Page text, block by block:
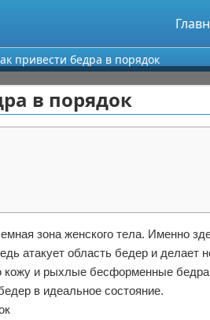
привести бедра в порядок
в порядок
зона женского тела. Именно
атакует область бедер и
кожу и рыхлые бесформенные
в идеальное состояние.